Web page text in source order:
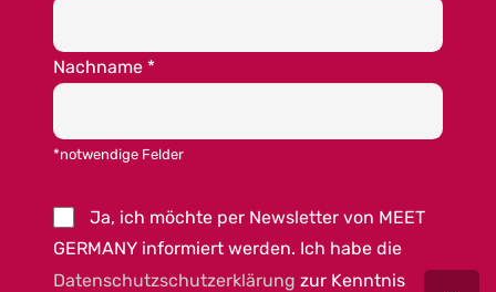
Nachname *
*notwendige Felder
Ja, ich möchte per Newsletter von MEET
GERMANY informiert werden. Ich habe die
Datenschutzschutzerklärung zur Kenntnis